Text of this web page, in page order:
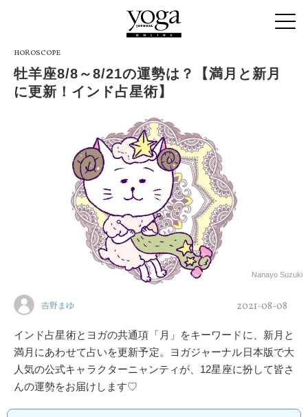
HOROSCOPE
牡羊座8/8～8/21の運勢は？【満月と新月
に更新！インド占星術】
Nanayo Suzuki
吉野まゆ 2021-08-08
インド占星術とヨガの共通項「月」をキーワードに、新月と
満月にあわせて占いを更新予定。ヨガジャーナル日本版で大
人気の公式キャラクターニャンティが、12星座に扮して皆さ
んの運勢をお届けします♡